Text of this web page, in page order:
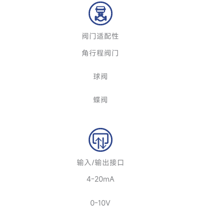
阀门适配性
角行程阀门
球阀
蝶阀
输入/输出接口
4-20mA
0-10V